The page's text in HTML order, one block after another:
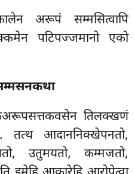
अरूपं सम्मसित्वापि
पटिपज्जमानो एको
तिलक्खणं
तत्थ आदाननिक्खेपनतो,
उतुमयतो, कम्मजतो,